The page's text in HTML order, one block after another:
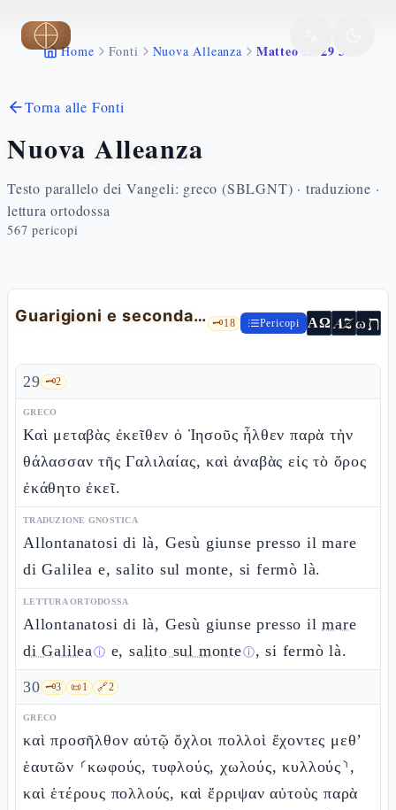
Vai al contenuto principale
Home Fonti Nuova Alleanza Matteo 15 29 39
Torna alle Fonti
Nuova Alleanza
Testo parallelo dei Vangeli: greco (SBLGNT) · traduzione ·
lettura ortodossa
567 pericopi
Guarigioni e seconda moltiplicazione dei pani 🗝️18 Pericopi ΑΩ AZωת
29 🗝️2
GRECO
Καὶ μεταβὰς ἐκεῖθεν ὁ Ἰησοῦς ἦλθεν παρὰ τὴν
θάλασσαν τῆς Γαλιλαίας, καὶ ἀναβὰς εἰς τὸ ὄρος
ἐκάθητο ἐκεῖ.
TRADUZIONE GNOSTICA
Allontanatosi di là, Gesù giunse presso il mare
di Galilea e, salito sul monte, si fermò là.
LETTURA ORTODOSSA
Allontanatosi di là, Gesù giunse presso ilmare
di Galileaⓘ e,salito sul monteⓘ, si fermò là.
30 🗝️3 📜1 🔗2
GRECO
καὶ προσῆλθον αὐτῷ ὄχλοι πολλοὶ ἔχοντες μεθ’
ἑαυτῶν ⸂κωφούς, τυφλούς, χωλούς, κυλλούς⸃,
καὶ ἑτέρους πολλούς, καὶ ἔρριψαν αὐτοὺς παρὰ